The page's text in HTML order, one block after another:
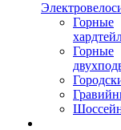
Горные
Горные